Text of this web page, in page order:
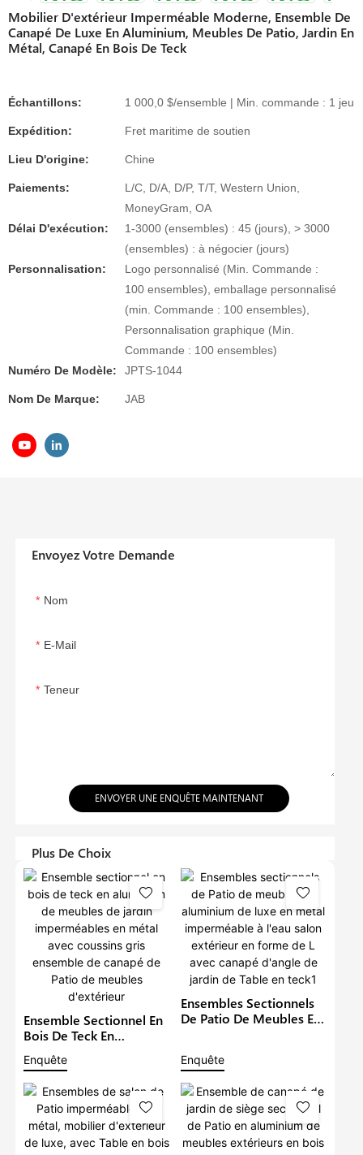
Mobilier D'extérieur Imperméable Moderne, Ensemble De
Canapé De Luxe En Aluminium, Meubles De Patio, Jardin En
Métal, Canapé En Bois De Teck
Échantillons: 1 000,0 $/ensemble | Min. commande : 1 jeu
Expédition: Fret maritime de soutien
Lieu D'origine: Chine
Paiements:
L/C, D/A, D/P, T/T, Western Union,
MoneyGram, OA
Délai D'exécution:
1-3000 (ensembles) : 45 (jours), > 3000
(ensembles) : à négocier (jours)
Personnalisation:
Logo personnalisé (Min. Commande :
100 ensembles), emballage personnalisé
(min. Commande : 100 ensembles),
Personnalisation graphique (Min.
Commande : 100 ensembles)
Numéro De Modèle:
JPTS-1044
Nom De Marque: JAB
Envoyez Votre Demande
Nom
E-Mail
Teneur
ENVOYER UNE ENQUÊTE MAINTENANT
Plus De Choix
Ensemble Sectionnel En
Bois De Teck En
Aluminium De Meubles
De Jardin Imperméables
En Métal Avec Coussins
Gris Ensemble De
Canapé De Patio De
Meubles D'extérieur
Enquête
Ensembles Sectionnels
De Patio De Meubles En
L'eau Salon Extérieur En
Forme De L Avec
Canapé D'angle De
Jardin De Table En Teck1
Enquête